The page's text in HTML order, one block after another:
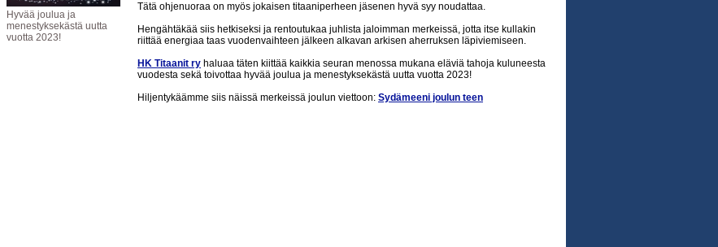
Hyvää joulua ja
menestyksekästä uutta
vuotta 2023!
Tätä ohjenuoraa on myös jokaisen titaaniperheen jäsenen hyvä syy noudattaa.
Hengähtäkää siis hetkiseksi ja rentoutukaa juhlista jaloimman merkeissä, jotta itse kullakin
riittää energiaa taas vuodenvaihteen jälkeen alkavan arkisen aherruksen läpiviemiseen.
HK Titaanit ry haluaa täten kiittää kaikkia seuran menossa mukana eläviä tahoja kuluneesta
vuodesta sekä toivottaa hyvää joulua ja menestyksekästä uutta vuotta 2023!
Hiljentykäämme siis näissä merkeissä joulun viettoon: Sydämeeni joulun teen